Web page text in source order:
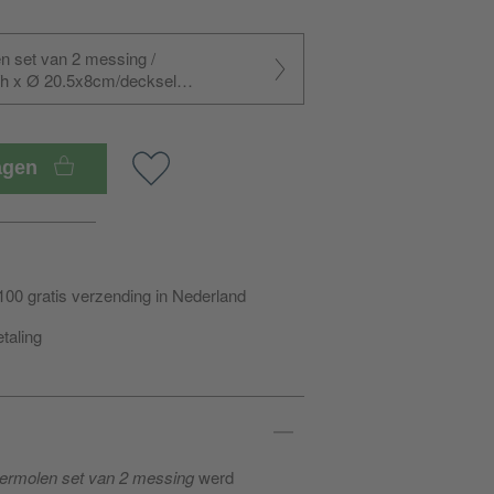
set van 2 messing /
x Ø 20.5x8cm/decksel
gratis verzending in Nederland
set van 2 messingwerd